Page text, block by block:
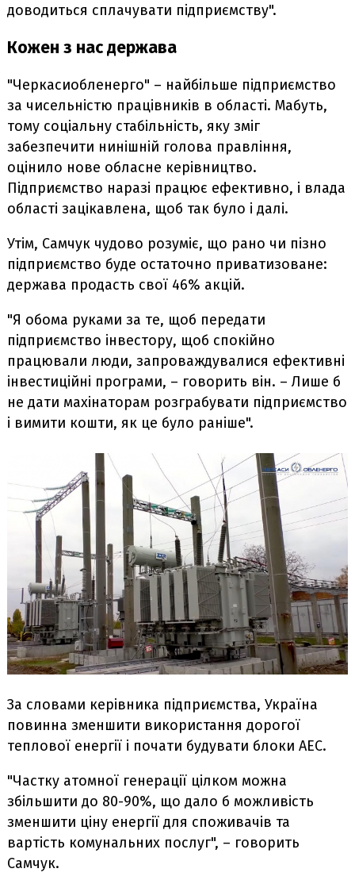
доводиться сплачувати підприємству".
Кожен з нас держава
"Черкасиобленерго" – найбільше підприємство
за чисельністю працівників в області. Мабуть,
тому соціальну стабільність, яку зміг
забезпечити нинішній голова правління,
оцінило нове обласне керівництво.
Підприємство наразі працює ефективно, і влада
області зацікавлена, щоб так було і далі.
Утім, Самчук чудово розуміє, що рано чи пізно
підприємство буде остаточно приватизоване:
держава продасть свої 46% акцій.
"Я обома руками за те, щоб передати
підприємство інвестору, щоб спокійно
працювали люди, запроваждувалися ефективні
інвестиційні програми, – говорить він. – Лише б
не дати махінаторам розграбувати підприємство
і вимити кошти, як це було раніше".
За словами керівника підприємства, Україна
повинна зменшити використання дорогої
теплової енергії і почати будувати блоки АЕС.
"Частку атомної генерації цілком можна
збільшити до 80-90%, що дало б можливість
зменшити ціну енергії для споживачів та
вартість комунальних послуг", – говорить
Самчук.